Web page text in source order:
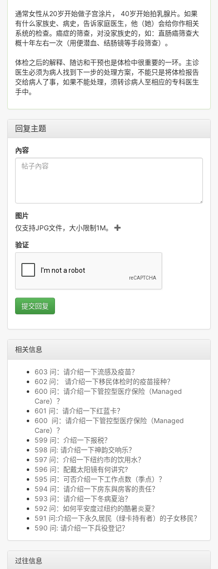
通常女性从20岁开始做子宫涂片， 40岁开始拍乳腺片。如果
有什么家族史、病史，告诉家庭医生，他（她）会给你作相关
系统的检查。癌症的筛查，对没家族史的，如：直肠癌筛查大
概十年左右一次（用便潜血、结肠镜等手段筛查）。
体检之后的解释、随访和干预也是体检中很重要的一环。主诊
医生必须为病人找到下一步的处理方案，不能只是将体检报告
交给病人了事，如果不能处理，须转诊病人至相应的专科医生
手中。
回复主题
內容
图片
仅支持JPG文件，大小限制1M。
验证
提交回复
相关信息
603 问：请介绍一下流感及疫苗？
602 问： 请介绍一下移民体检时的疫苗接种？
600 问：请介绍一下管控型医疗保险（Managed
Care）？
601 问：请介绍一下红蓝卡？
600 问：请介绍一下管控型医疗保险（Managed
Care）？
599 问：介绍一下报税？
598 问: 请介绍一下神韵交响乐？
597 问：介绍一下纽约市的饮用水？
596 问：配戴太阳镜有何讲究?
595 问：可否介绍一下工作点数（季点）？
594 问：请介绍一下房东與房客的责任？
593 问：请介绍一下冬病夏治？
592 问：如何平安度过纽约的酷暑炎夏？
591 问:介绍一下永久居民（绿卡持有者）的子女移民？
590 问: 请介绍一下兵役登记？
过往信息